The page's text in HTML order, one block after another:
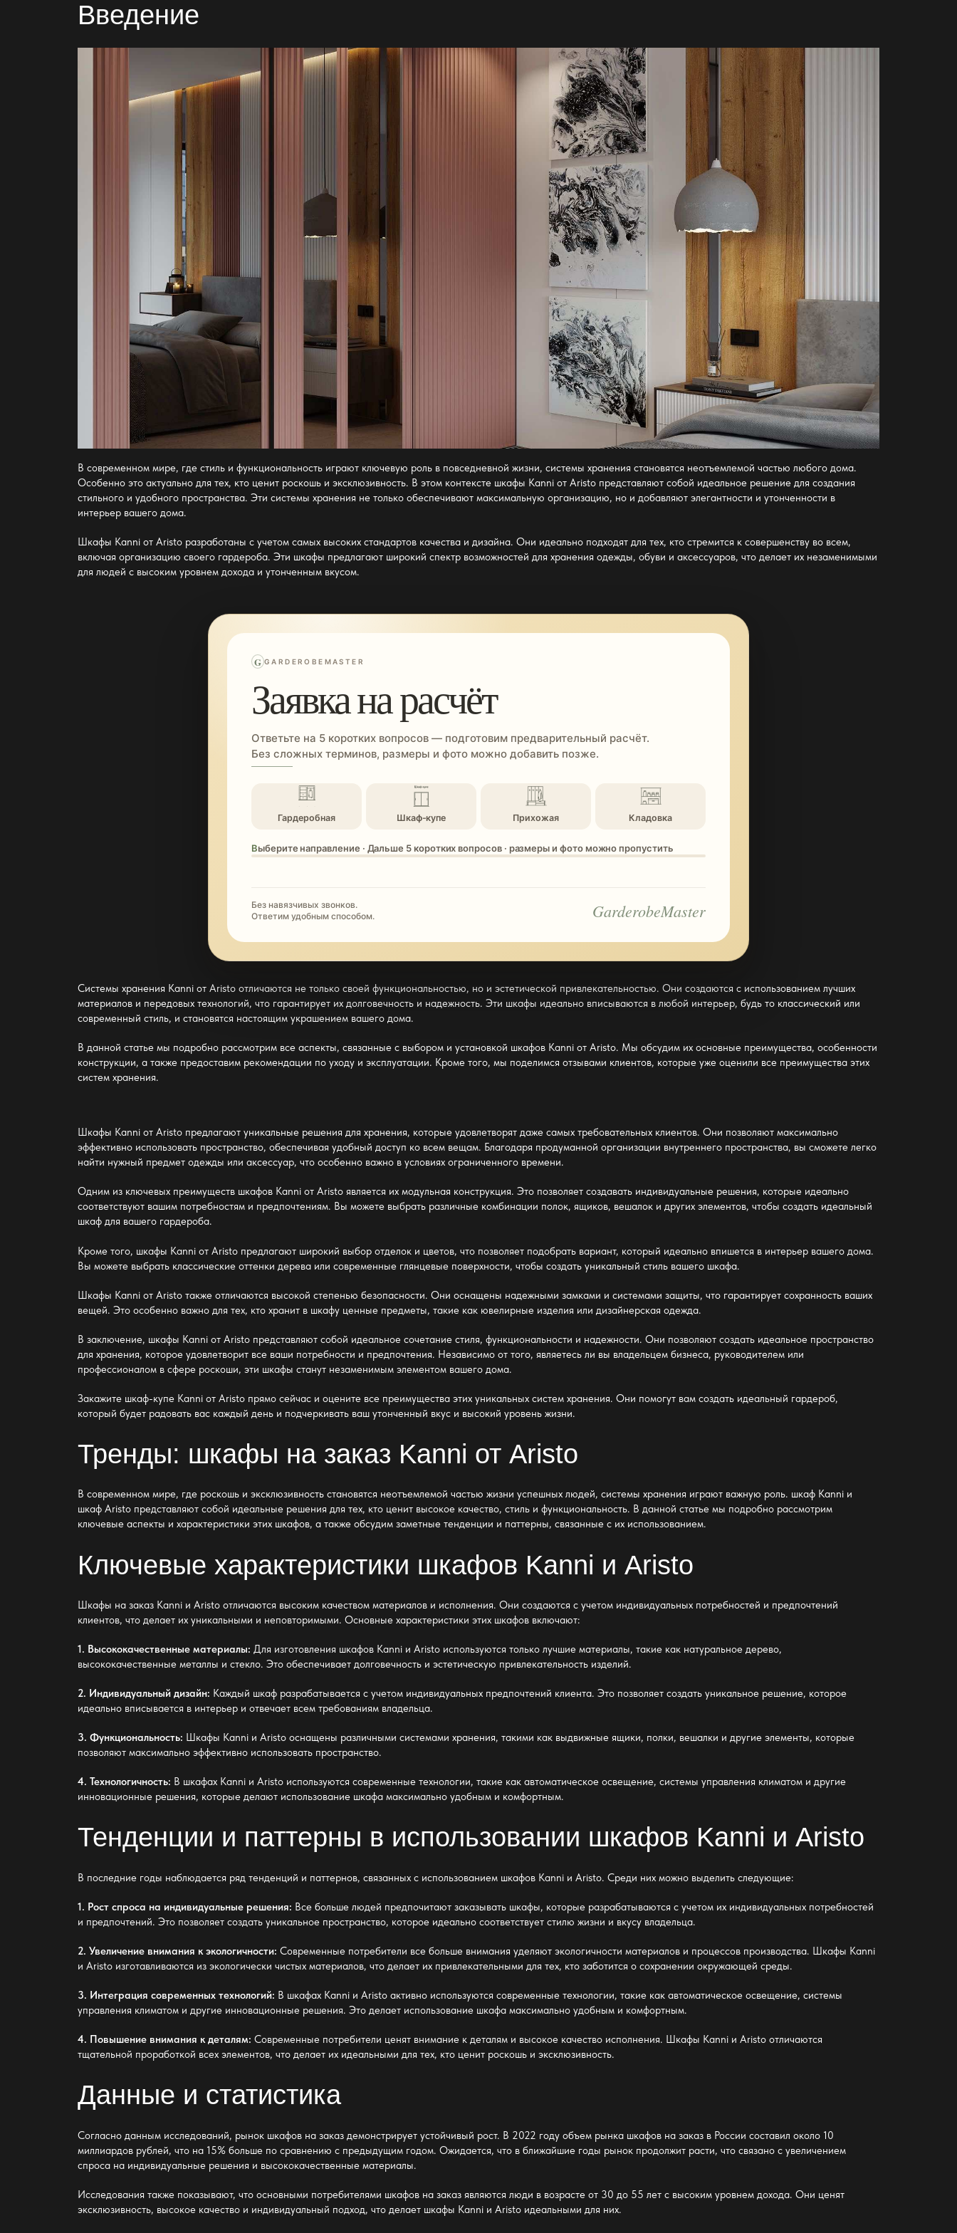
Введение
В современном мире, где стиль и функциональность играют ключевую роль в повседневной жизни, системы хранения становятся неотъемлемой частью любого дома.
Особенно это актуально для тех, кто ценит роскошь и эксклюзивность. В этом контексте шкафы Kanni от Aristo представляют собой идеальное решение для создания
стильного и удобного пространства. Эти системы хранения не только обеспечивают максимальную организацию, но и добавляют элегантности и утонченности в
интерьер вашего дома.
Шкафы Kanni от Aristo разработаны с учетом самых высоких стандартов качества и дизайна. Они идеально подходят для тех, кто стремится к совершенству во всем,
включая организацию своего гардероба. Эти шкафы предлагают широкий спектр возможностей для хранения одежды, обуви и аксессуаров, что делает их незаменимыми
для людей с высоким уровнем дохода и утонченным вкусом.
G GARDEROBEMASTER
Заявка на расчёт
Ответьте на 5 коротких вопросов — подготовим предварительный расчёт.
Без сложных терминов, размеры и фото можно добавить позже.
Гардеробная Шкаф-купе Прихожая Кладовка
Выберите направление · Дальше 5 коротких вопросов · размеры и фото можно пропустить
Без навязчивых звонков.
Ответим удобным способом.
GarderobeMaster
Системы хранения Kanni от Aristo отличаются не только своей функциональностью, но и эстетической привлекательностью. Они создаются с использованием лучших
материалов и передовых технологий, что гарантирует их долговечность и надежность. Эти шкафы идеально вписываются в любой интерьер, будь то классический или
современный стиль, и становятся настоящим украшением вашего дома.
В данной статье мы подробно рассмотрим все аспекты, связанные с выбором и установкой шкафов Kanni от Aristo. Мы обсудим их основные преимущества, особенности
конструкции, а также предоставим рекомендации по уходу и эксплуатации. Кроме того, мы поделимся отзывами клиентов, которые уже оценили все преимущества этих
систем хранения.
Шкафы Kanni от Aristo предлагают уникальные решения для хранения, которые удовлетворят даже самых требовательных клиентов. Они позволяют максимально
эффективно использовать пространство, обеспечивая удобный доступ ко всем вещам. Благодаря продуманной организации внутреннего пространства, вы сможете легко
найти нужный предмет одежды или аксессуар, что особенно важно в условиях ограниченного времени.
Одним из ключевых преимуществ шкафов Kanni от Aristo является их модульная конструкция. Это позволяет создавать индивидуальные решения, которые идеально
соответствуют вашим потребностям и предпочтениям. Вы можете выбрать различные комбинации полок, ящиков, вешалок и других элементов, чтобы создать идеальный
шкаф для вашего гардероба.
Кроме того, шкафы Kanni от Aristo предлагают широкий выбор отделок и цветов, что позволяет подобрать вариант, который идеально впишется в интерьер вашего дома.
Вы можете выбрать классические оттенки дерева или современные глянцевые поверхности, чтобы создать уникальный стиль вашего шкафа.
Шкафы Kanni от Aristo также отличаются высокой степенью безопасности. Они оснащены надежными замками и системами защиты, что гарантирует сохранность ваших
вещей. Это особенно важно для тех, кто хранит в шкафу ценные предметы, такие как ювелирные изделия или дизайнерская одежда.
В заключение, шкафы Kanni от Aristo представляют собой идеальное сочетание стиля, функциональности и надежности. Они позволяют создать идеальное пространство
для хранения, которое удовлетворит все ваши потребности и предпочтения. Независимо от того, являетесь ли вы владельцем бизнеса, руководителем или
профессионалом в сфере роскоши, эти шкафы станут незаменимым элементом вашего дома.
Закажите шкаф-купе Kanni от Aristo прямо сейчас и оцените все преимущества этих уникальных систем хранения. Они помогут вам создать идеальный гардероб,
который будет радовать вас каждый день и подчеркивать ваш утонченный вкус и высокий уровень жизни.
Тренды: шкафы на заказ Kanni от Aristo
В современном мире, где роскошь и эксклюзивность становятся неотъемлемой частью жизни успешных людей, системы хранения играют важную роль. шкаф Kanni и
шкаф Aristo представляют собой идеальные решения для тех, кто ценит высокое качество, стиль и функциональность. В данной статье мы подробно рассмотрим
ключевые аспекты и характеристики этих шкафов, а также обсудим заметные тенденции и паттерны, связанные с их использованием.
Ключевые характеристики шкафов Kanni и Aristo
Шкафы на заказ Kanni и Aristo отличаются высоким качеством материалов и исполнения. Они создаются с учетом индивидуальных потребностей и предпочтений
клиентов, что делает их уникальными и неповторимыми. Основные характеристики этих шкафов включают:
1. Высококачественные материалы: Для изготовления шкафов Kanni и Aristo используются только лучшие материалы, такие как натуральное дерево,
высококачественные металлы и стекло. Это обеспечивает долговечность и эстетическую привлекательность изделий.
2. Индивидуальный дизайн: Каждый шкаф разрабатывается с учетом индивидуальных предпочтений клиента. Это позволяет создать уникальное решение, которое
идеально вписывается в интерьер и отвечает всем требованиям владельца.
3. Функциональность: Шкафы Kanni и Aristo оснащены различными системами хранения, такими как выдвижные ящики, полки, вешалки и другие элементы, которые
позволяют максимально эффективно использовать пространство.
4. Технологичность: В шкафах Kanni и Aristo используются современные технологии, такие как автоматическое освещение, системы управления климатом и другие
инновационные решения, которые делают использование шкафа максимально удобным и комфортным.
Тенденции и паттерны в использовании шкафов Kanni и Aristo
В последние годы наблюдается ряд тенденций и паттернов, связанных с использованием шкафов Kanni и Aristo. Среди них можно выделить следующие:
1. Рост спроса на индивидуальные решения: Все больше людей предпочитают заказывать шкафы, которые разрабатываются с учетом их индивидуальных потребностей
и предпочтений. Это позволяет создать уникальное пространство, которое идеально соответствует стилю жизни и вкусу владельца.
2. Увеличение внимания к экологичности: Современные потребители все больше внимания уделяют экологичности материалов и процессов производства. Шкафы Kanni
и Aristo изготавливаются из экологически чистых материалов, что делает их привлекательными для тех, кто заботится о сохранении окружающей среды.
3. Интеграция современных технологий: В шкафах Kanni и Aristo активно используются современные технологии, такие как автоматическое освещение, системы
управления климатом и другие инновационные решения. Это делает использование шкафа максимально удобным и комфортным.
4. Повышение внимания к деталям: Современные потребители ценят внимание к деталям и высокое качество исполнения. Шкафы Kanni и Aristo отличаются
тщательной проработкой всех элементов, что делает их идеальными для тех, кто ценит роскошь и эксклюзивность.
Данные и статистика
Согласно данным исследований, рынок шкафов на заказ демонстрирует устойчивый рост. В 2022 году объем рынка шкафов на заказ в России составил около 10
миллиардов рублей, что на 15% больше по сравнению с предыдущим годом. Ожидается, что в ближайшие годы рынок продолжит расти, что связано с увеличением
спроса на индивидуальные решения и высококачественные материалы.
Исследования также показывают, что основными потребителями шкафов на заказ являются люди в возрасте от 30 до 55 лет с высоким уровнем дохода. Они ценят
эксклюзивность, высокое качество и индивидуальный подход, что делает шкафы Kanni и Aristo идеальными для них.